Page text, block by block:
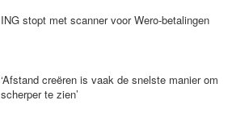
ING stopt met scanner voor Wero-betalingen
‘Afstand creëren is vaak de snelste manier om
scherper te zien’